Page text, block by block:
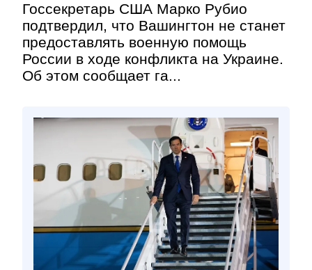
Госсекретарь США Марко Рубио
подтвердил, что Вашингтон не станет
предоставлять военную помощь
России в ходе конфликта на Украине.
Об этом сообщает га...